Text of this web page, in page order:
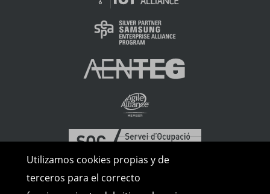
Utilizamos cookies propias y de
terceros para el correcto